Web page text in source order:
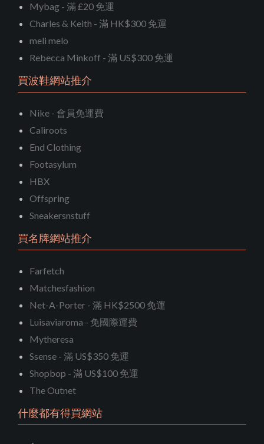
Mybag - 滿 £20 免運
Charles & Keith - 滿 HK$300 免運
meli melo
Rebecca Minkoff - 滿 US$300 免運
買波鞋網站推介
Nike - 會員免運費
Caliroots
End Clothing
Footasylum
HBX
Offspring
Sneakersnstuff
買名牌網站推介
Farfetch
Matchesfashion
Net-A-Porter - 滿 HK$2500 免運
Luisaviaroma - 免國際運費
Mytheresa
Ssense - 滿 US$350 免運
Shopbop - 滿 US$100 免運
The Outnet
什麼都有得買網站